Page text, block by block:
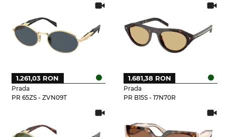
Prada
PR 65ZS - ZVN09T
1.261,03 RON
Prada
PR B15S - 17N70R
1.681,38 RON